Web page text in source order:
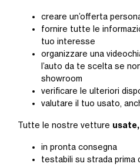
creare un’offerta
fornire tutte le
tuo interesse
organizzare una
l’auto da te scelta se
showroom
verificare le ulteriori
valutare il tuo usato,
Tutte le nostre vetture
in pronta consegna
testabili su strada prima